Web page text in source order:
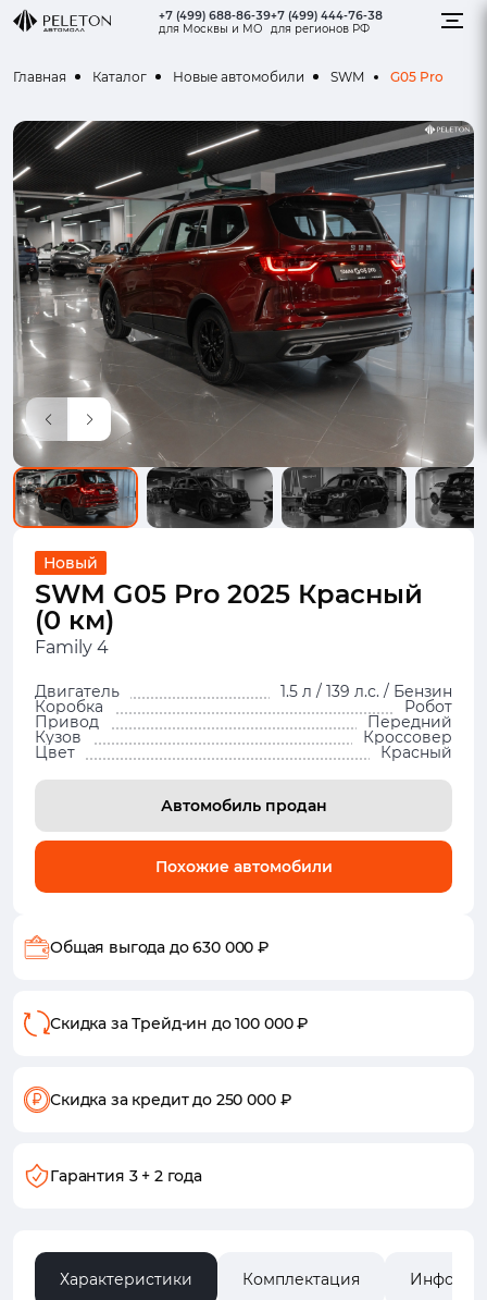
+7 (499) 688-86-39
для Москвы и МО
+7 (499) 444-76-38
для регионов РФ
Главная Каталог Новые автомобили SWM G05 Pro
Новый
SWM G05 Pro 2025 Красный
(0 км)
Family 4
Двигатель 1.5 л / 139 л.с. / Бензин
Коробка Робот
Привод Передний
Кузов Кроссовер
Цвет Красный
Автомобиль продан
Похожие автомобили
Общая выгода до 630 000 ₽
Скидка за Трейд-ин до 100 000 ₽
Скидка за кредитдо 250 000 ₽
Гарантия 3 + 2 года
Характеристики Комплектация